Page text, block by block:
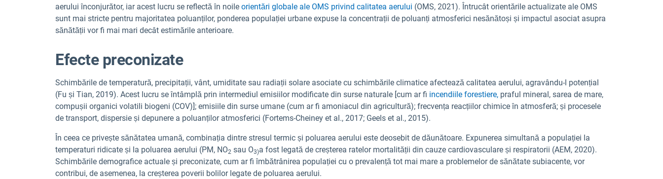
aerului înconjurător, iar acest lucru se reflectă în noile orientări globale ale OMS privind calitatea aerului (OMS, 2021). Întrucât orientările actualizate ale OMS
sunt mai stricte pentru majoritatea poluanților, ponderea populației urbane expuse la concentrații de poluanți atmosferici nesănătoși și impactul asociat asupra
sănătății vor fi mai mari decât estimările anterioare.
Efecte preconizate
Schimbările de temperatură, precipitații, vânt, umiditate sau radiații solare asociate cu schimbările climatice afectează calitatea aerului, agravându-l potențial
(Fu și Tian, 2019). Acest lucru se întâmplă prin intermediul emisiilor modificate din surse naturale [cum ar fi incendiile forestiere, praful mineral, sarea de mare,
compușii organici volatili biogeni (COV)]; emisiile din surse umane (cum ar fi amoniacul din agricultură); frecvența reacțiilor chimice în atmosferă; și procesele
de transport, dispersie și depunere a poluanților atmosferici (Fortems-Cheiney et al., 2017; Geels et al., 2015).
În ceea ce privește sănătatea umană, combinația dintre stresul termic și poluarea aerului este deosebit de dăunătoare. Expunerea simultană a populației la
temperaturi ridicate și la poluarea aerului (PM, NO2 sau O3)a fost legată de creșterea ratelor mortalității din cauze cardiovasculare și respiratorii (AEM, 2020).
Schimbările demografice actuale și preconizate, cum ar fi îmbătrânirea populației cu o prevalență tot mai mare a problemelor de sănătate subiacente, vor
contribui, de asemenea, la creșterea poverii bolilor legate de poluarea aerului.